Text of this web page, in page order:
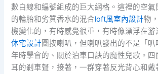
數白線和編號組成的巨大網格。這裡的空氣
的輪胎和劣質香水的混合loft風室內設計物
機變化的，有時感覺很重，有時像漂浮在
休宅設計 圖按喇叭，但喇叭發出的不是「
年時學會的、關於泊車口訣的魔性兒歌。四
耳的剎車聲，接著，一群穿著反光背心和戴